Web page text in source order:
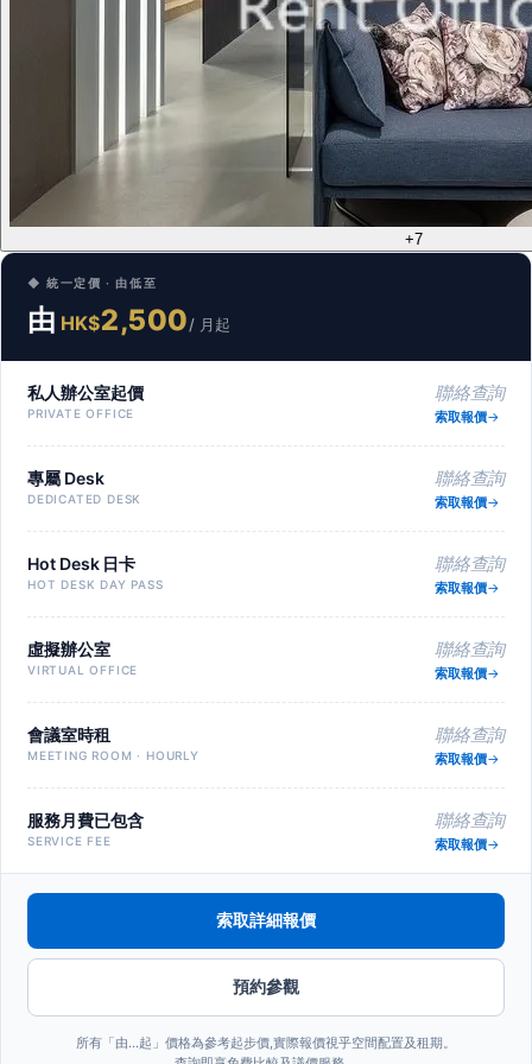
+7
◆ 統一定價 · 由低至
由 HK$2,500/ 月起
私人辦公室起價
PRIVATE OFFICE
聯絡查詢
索取報價
專屬 Desk
DEDICATED DESK
聯絡查詢
索取報價
Hot Desk 日卡
HOT DESK DAY PASS
聯絡查詢
索取報價
虛擬辦公室
VIRTUAL OFFICE
聯絡查詢
索取報價
會議室時租
MEETING ROOM · HOURLY
聯絡查詢
索取報價
服務月費已包含
SERVICE FEE
聯絡查詢
索取報價
索取詳細報價
預約參觀
所有「由…起」價格為參考起步價,實際報價視乎空間配置及租期。